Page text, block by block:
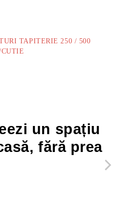
TAPITERIE 250 / 500
un spațiu
fără prea